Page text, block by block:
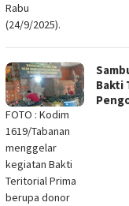
Rabu
(24/9/2025).
FOTO : Kodim
1619/Tabanan
menggelar
kegiatan Bakti
Teritorial Prima
berupa donor
Bakti